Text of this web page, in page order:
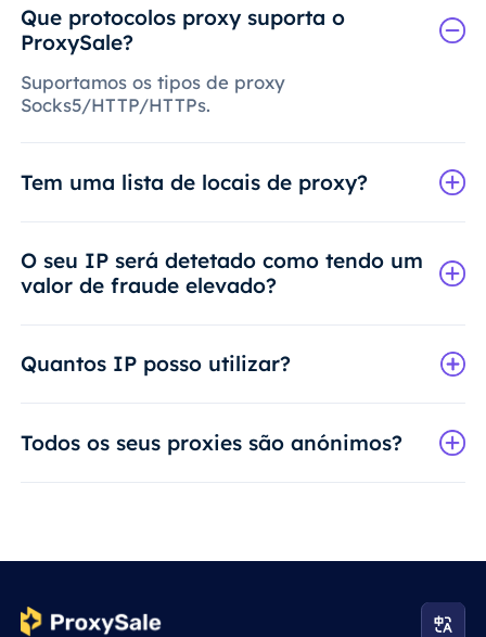
Que protocolos proxy suporta o
ProxySale?
Suportamos os tipos de proxy
Socks5/HTTP/HTTPs.
Tem uma lista de locais de proxy?
O seu IP será detetado como tendo um
valor de fraude elevado?
Quantos IP posso utilizar?
Todos os seus proxies são anónimos?